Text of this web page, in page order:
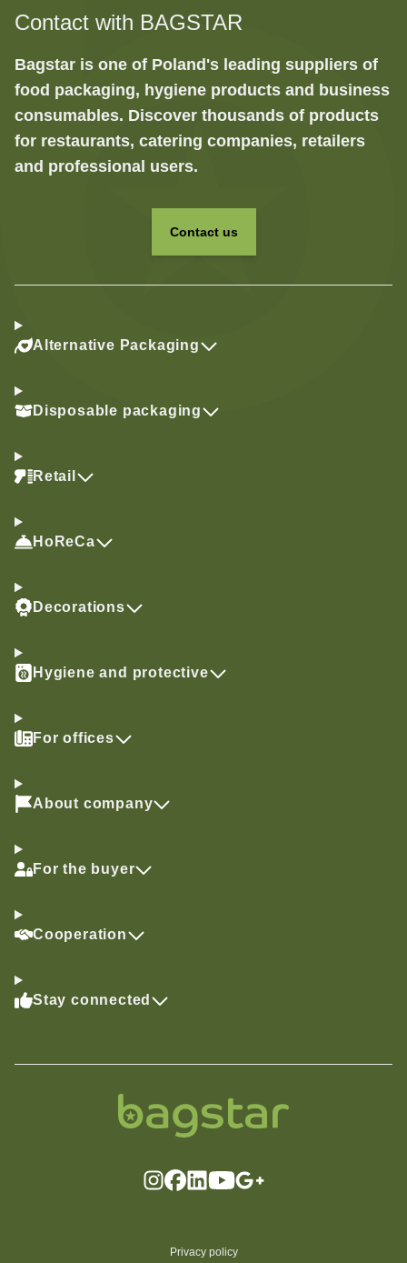
Contact with BAGSTAR
Bagstar is one of Poland's leading suppliers of
food packaging, hygiene products and business
consumables. Discover thousands of products
for restaurants, catering companies, retailers
and professional users.
Contact us
Alternative Packaging
Disposable packaging
Retail
HoReCa
Decorations
Hygiene and protective
For offices
About company
For the buyer
Cooperation
Stay connected
Privacy policy